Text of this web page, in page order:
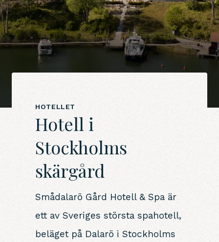
HOTELLET
Hotell i
Stockholms
skärgård
Smådalarö Gård Hotell & Spa är
ett av Sveriges största spahotell,
beläget på Dalarö i Stockholms